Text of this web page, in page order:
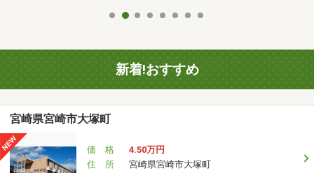
新着!おすすめ
宮崎県宮崎市大塚町
価 格
4.50万円
住 所
宮崎県宮崎市大塚町